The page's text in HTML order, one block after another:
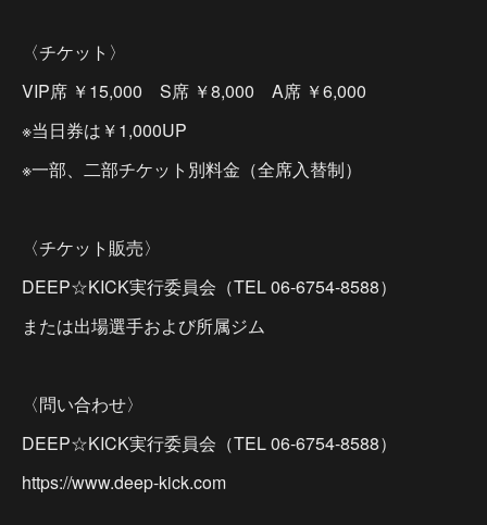
〈チケット〉
VIP席 ￥15,000 S席 ￥8,000 A席 ￥6,000
※当日券は￥1,000UP
※一部、二部チケット別料金（全席入替制）
〈チケット販売〉
DEEP☆KICK実行委員会（TEL 06-6754-8588）
または出場選手および所属ジム
〈問い合わせ〉
DEEP☆KICK実行委員会（TEL 06-6754-8588）
https://www.deep-kick.com